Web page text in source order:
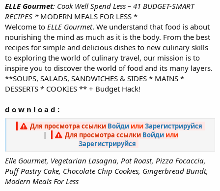
ELLE Gourmet: Cook Well Spend Less – 41 BUDGET-SMART
RECIPES *MODERN MEALS FOR LESS *
Welcome to ELLE Gourmet. We understand that food is about
nourishing the mind as much as it is the body. From the best
recipes for simple and delicious dishes to new culinary skills
to exploring the world of culinary travel, our mission is to
inspire you to discover the world of food and its many layers.
**SOUPS, SALADS, SANDWICHES & SIDES * MAINS *
DESSERTS * COOKIES ** + Budget Hack!
d o w n l o a d :
Для просмотра ссылки Войди илиЗарегистрируйся
|
Для просмотра ссылки Войди или
Зарегистрируйся
Elle Gourmet, Vegetarian Lasagna, Pot Roast, Pizza Focaccia,
Puff Pastry Cake, Chocolate Chip Cookies, Gingerbread Bundt,
Modern Meals For Less